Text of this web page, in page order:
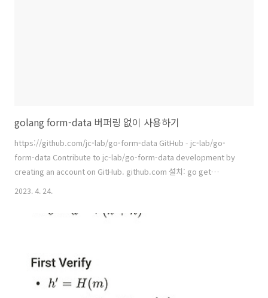
golang form-data 버퍼링 없이 사용하기
https://github.com/jc-lab/go-form-data GitHub - jc-lab/go-
form-data Contribute to jc-lab/go-form-data development by
creating an account on GitHub. github.com 설치: go get
github.com/jc-lab/go-form-data golang 에서 form-data 을 보내
식으로써, Memory 를 버퍼로 사용한다. 작은 데이터야 문제 없지만 수-
다. 페이..
2023. 4. 24.